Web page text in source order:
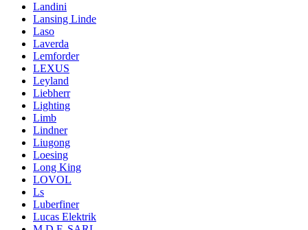
Landini
Lansing Linde
Laso
Laverda
Lemforder
LEXUS
Leyland
Liebherr
Lighting
Limb
Lindner
Liugong
Loesing
Long King
LOVOL
Ls
Luberfiner
Lucas Elektrik